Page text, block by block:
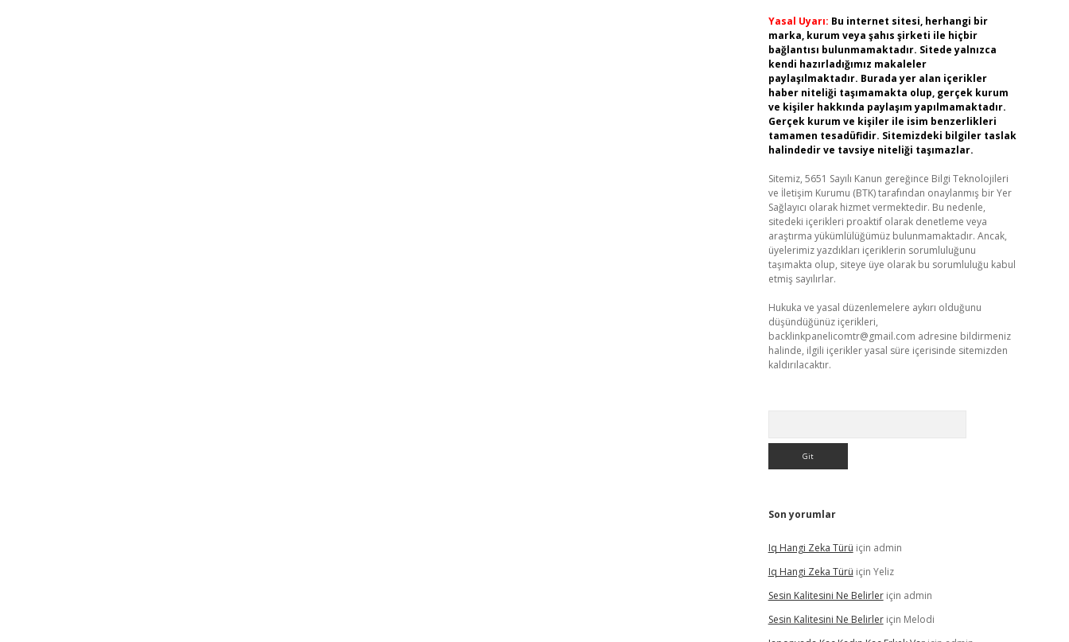
Yasal Uyarı: Bu internet sitesi, herhangi bir
marka, kurum veya şahıs şirketi ile hiçbir
bağlantısı bulunmamaktadır. Sitede yalnızca
kendi hazırladığımız makaleler
paylaşılmaktadır. Burada yer alan içerikler
haber niteliği taşımamakta olup, gerçek kurum
ve kişiler hakkında paylaşım yapılmamaktadır.
Gerçek kurum ve kişiler ile isim benzerlikleri
tamamen tesadüfidir. Sitemizdeki bilgiler taslak
halindedir ve tavsiye niteliği taşımazlar.
Sitemiz, 5651 Sayılı Kanun gereğince Bilgi Teknolojileri
ve İletişim Kurumu (BTK) tarafından onaylanmış bir Yer
Sağlayıcı olarak hizmet vermektedir. Bu nedenle,
sitedeki içerikleri proaktif olarak denetleme veya
araştırma yükümlülüğümüz bulunmamaktadır. Ancak,
üyelerimiz yazdıkları içeriklerin sorumluluğunu
taşımakta olup, siteye üye olarak bu sorumluluğu kabul
etmiş sayılırlar.
Hukuka ve yasal düzenlemelere aykırı olduğunu
düşündüğünüz içerikleri,
backlinkpanelicomtr@gmail.com adresine bildirmeniz
halinde, ilgili içerikler yasal süre içerisinde sitemizden
kaldırılacaktır.
Son yorumlar
Iq Hangi Zeka Türü için admin
Iq Hangi Zeka Türü için Yeliz
Sesin Kalitesini Ne Belirleriçin admin
Sesin Kalitesini Ne Belirleriçin Melodi